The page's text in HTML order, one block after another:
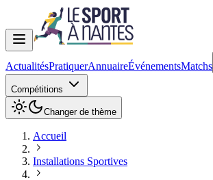
ActualitésPratiquerAnnuaireÉvénementsMatchs
Compétitions
Changer de thème
Accueil
Installations Sportives